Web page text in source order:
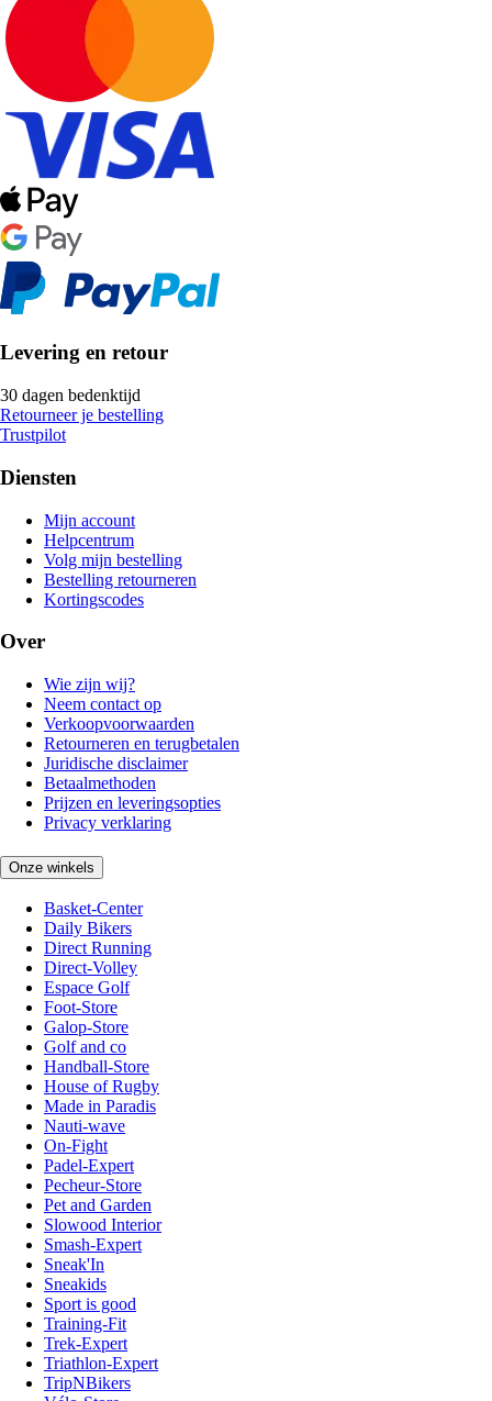
Levering en retour
30 dagen bedenktijd
Retourneer je bestelling
Trustpilot
Diensten
Mijn account
Helpcentrum
Volg mijn bestelling
Bestelling retourneren
Kortingscodes
Over
Wie zijn wij?
Neem contact op
Verkoopvoorwaarden
Retourneren en terugbetalen
Juridische disclaimer
Betaalmethoden
Prijzen en leveringsopties
Privacy verklaring
Onze winkels
Basket-Center
Daily Bikers
Direct Running
Direct-Volley
Espace Golf
Foot-Store
Galop-Store
Golf and co
Handball-Store
House of Rugby
Made in Paradis
Nauti-wave
On-Fight
Padel-Expert
Pecheur-Store
Pet and Garden
Slowood Interior
Smash-Expert
Sneak'In
Sneakids
Sport is good
Training-Fit
Trek-Expert
Triathlon-Expert
TripNBikers